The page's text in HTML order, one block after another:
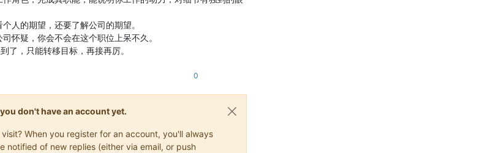
人的期望，还要了解公司的期望。
怀疑，你会不会在这个职位上呆不久。
了，只能转移目标，再接再厉。
0
don't have an account yet.
When you register for an account, you'll always
of new replies (either via email, or push